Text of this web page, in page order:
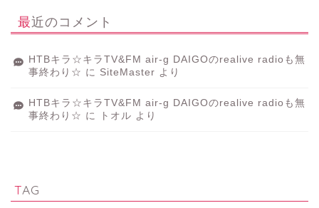
最近のコメント
HTBキラ☆キラTV&FM air-g DAIGOのrealive radioも無
事終わり☆ に SiteMaster より
HTBキラ☆キラTV&FM air-g DAIGOのrealive radioも無
事終わり☆ に トオル より
TAG